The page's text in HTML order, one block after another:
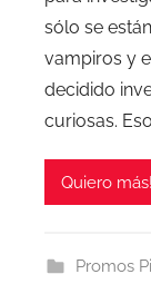
sólo se
vampiros y
decidido
curiosas.
Quiero más!
Promos